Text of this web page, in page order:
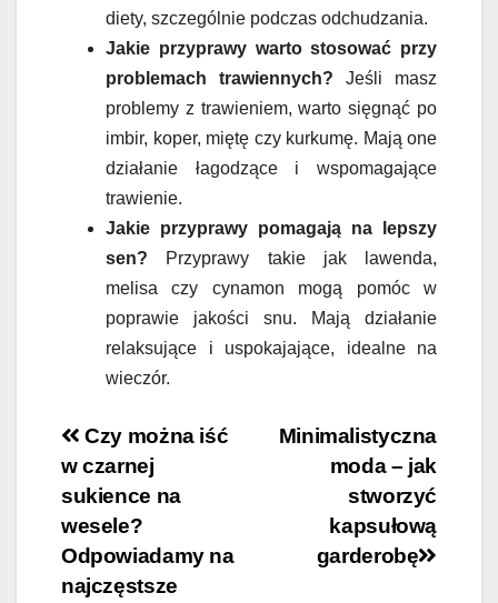
diety, szczególnie podczas odchudzania.
Jakie przyprawy warto stosować przy
problemach trawiennych? Jeśli masz
problemy z trawieniem, warto sięgnąć po
imbir, koper, miętę czy kurkumę. Mają one
działanie łagodzące i wspomagające
trawienie.
Jakie przyprawy pomagają na lepszy
sen? Przyprawy takie jak lawenda,
melisa czy cynamon mogą pomóc w
poprawie jakości snu. Mają działanie
relaksujące i uspokajające, idealne na
wieczór.
Nawigacja
wpisu
Minimalistyczna
moda – jak
stworzyć
kapsułową
garderobę
Czy można iść
w czarnej
sukience na
wesele?
Odpowiadamy na
najczęstsze